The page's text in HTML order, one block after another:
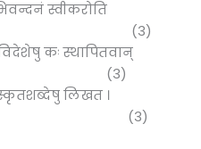
स्वीकरोति
कः स्थापितवान्
लिखत ।